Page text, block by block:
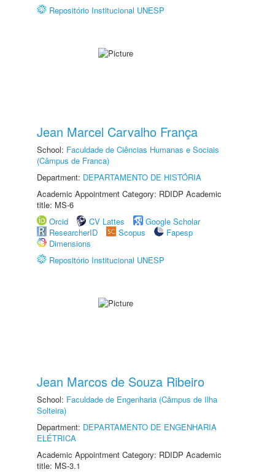
Repositório Institucional UNESP
Jean Marcel Carvalho França
School: Faculdade de Ciências Humanas e Sociais
(Câmpus de Franca)
Department: DEPARTAMENTO DE HISTÓRIA
Academic Appointment Category: RDIDP Academic
title: MS-6
Orcid
CV Lattes
Google Scholar
ResearcherID
Scopus
Fapesp
Dimensions
Repositório Institucional UNESP
Jean Marcos de Souza Ribeiro
School: Faculdade de Engenharia (Câmpus de Ilha
Solteira)
Department: DEPARTAMENTO DE ENGENHARIA
ELÉTRICA
Academic Appointment Category: RDIDP Academic
title: MS-3.1